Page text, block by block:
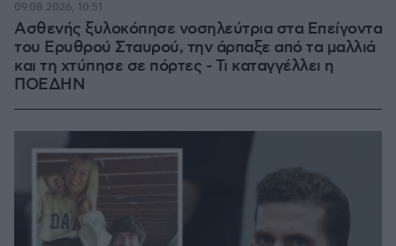
Ασθενής ξυλοκόπησε νοσηλεύτρια στα Επείγοντα
του Ερυθρού Σταυρού, την άρπαξε από τα μαλλιά
και τη χτύπησε σε πόρτες - Τι καταγγέλλει η
ΠΟΕΔΗΝ
09.08.2026, 10:51